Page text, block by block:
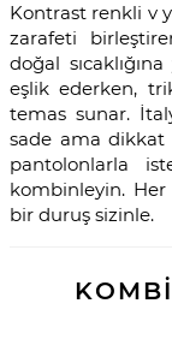
Kontrast renkli v
zarafeti
doğal
eşlik ederken,
temas sunar.
sade ama
pantolonlarla
kombinleyin.
bir duruş sizinle.